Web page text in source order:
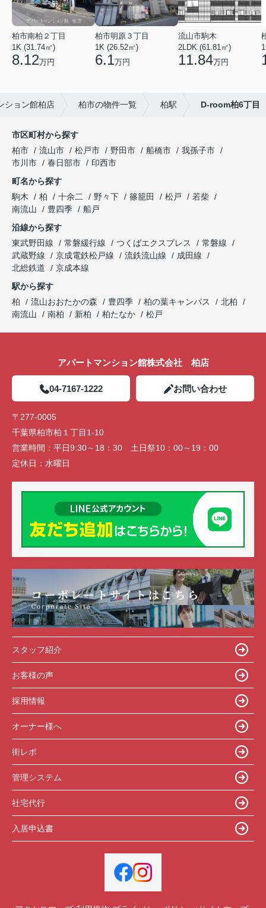
柏市南柏２丁目
1K (31.74㎡)
8.12万円
柏市明原３丁目
1K (26.52㎡)
6.1万円
流山市駒木
2LDK (61.81㎡)
11.84万円
ション館柏店 柏市の物件一覧 柏駅 D-room柏6丁目
市区町村から探す
柏市
流山市 松戸市 野田市 船橋市
我孫子市
市川市
春日部市
印西市
町名から探す
駒木
柏 十余二 野々下 篠籠田 松戸
若柴
南流山
豊四季
船戸
沿線から探す
東武野田線
常磐緩行線 つくばエクスプレス
常磐線
武蔵野線
京成電鉄松戸線 流鉄流山線
成田線
北総鉄道
京成本線
駅から探す
柏
流山おおたかの森 豊四季 柏の葉キャンパス
北柏
南流山
南柏 新柏 柏たなか 松戸
アパートマンション館株式会社 柏店
04-7167-1222 お問い合わせ
〒277-0005
千葉県柏市柏１丁目1-10
営業時間： 平日9:30～18：30 土日祭10：00～19：00
定休日： 水曜日
スタッフ紹介
お客様の声
採用情報
オーナー様へ
街レポ
管理システム
社宅代行
入居申込書